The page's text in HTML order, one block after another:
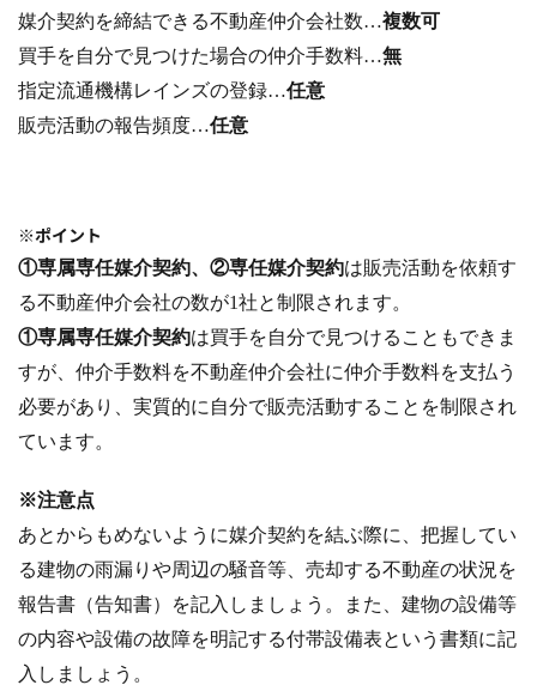
媒介契約を締結できる不動産仲介会社数…複数可
買手を自分で見つけた場合の仲介手数料…無
指定流通機構レインズの登録…任意
販売活動の報告頻度…任意
※ポイント
①専属専任媒介契約、②専任媒介契約は販売活動を依頼す
る不動産仲介会社の数が1社と制限されます。
①専属専任媒介契約は買手を自分で見つけることもできま
すが、仲介手数料を不動産仲介会社に仲介手数料を支払う
必要があり、実質的に自分で販売活動することを制限され
ています。
※注意点
あとからもめないように媒介契約を結ぶ際に、把握してい
る建物の雨漏りや周辺の騒音等、売却する不動産の状況を
報告書（告知書）を記入しましょう。また、建物の設備等
の内容や設備の故障を明記する付帯設備表という書類に記
入しましょう。